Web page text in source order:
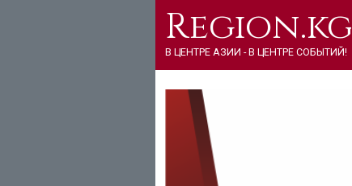
Region.kg
В ЦЕНТРЕ АЗИИ - В ЦЕНТРЕ СОБЫТИЙ!